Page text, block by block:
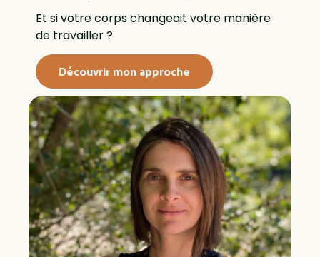
Et si votre corps changeait votre manière
de travailler ?
Découvrir mon approche